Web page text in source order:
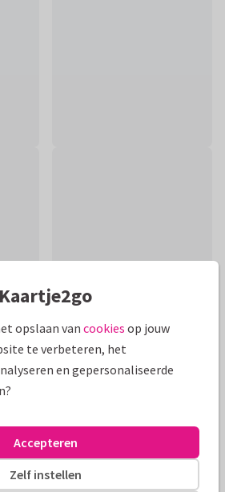
De tekst kan je eventueel
naar wens aan te passen
opslaan van cookies op jouw
te verbeteren, het
en gepersonaliseerde
Zelf instellen
Accepteren